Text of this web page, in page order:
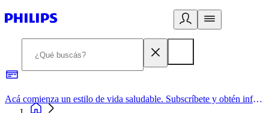
Acá comienza un estilo de vida saludable. Subscríbete y obtén información de primera mano